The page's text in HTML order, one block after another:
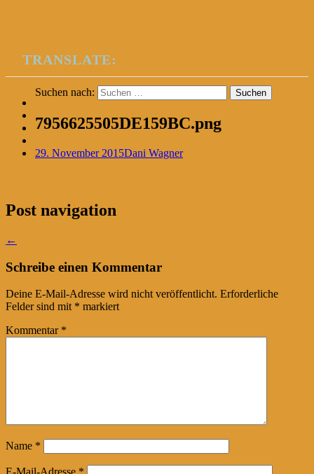
TRANSLATE:
Suchen nach:
7956625505DE159BC.png
29. November 2015Dani Wagner
Post navigation
←
Schreibe einen Kommentar
Deine E-Mail-Adresse wird nicht veröffentlicht. Erforderliche
Felder sind mit * markiert
Kommentar *
Name *